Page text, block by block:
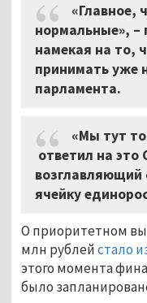
«Главное,
нормальные», –
намекая на то,
принимать уже
парламента.
«Мы тут
ответил на это
возглавляющий
ячейку
О приоритетном
млн рублейстало
этого момента
было